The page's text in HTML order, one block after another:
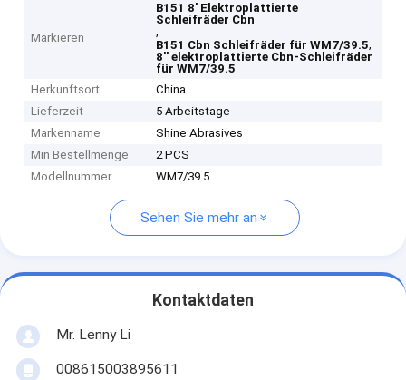
Markieren
B151 8' Elektroplattierte
Schleifräder Cbn
,
B151 Cbn Schleifräder für WM7/39.5,
8'' elektroplattierte Cbn-Schleifräder
für WM7/39.5
Herkunftsort
China
Lieferzeit
5 Arbeitstage
Markenname
Shine Abrasives
Min Bestellmenge
2 PCS
Modellnummer
WM7/39.5
Sehen Sie mehr an
Kontaktdaten
Mr. Lenny Li
008615003895611